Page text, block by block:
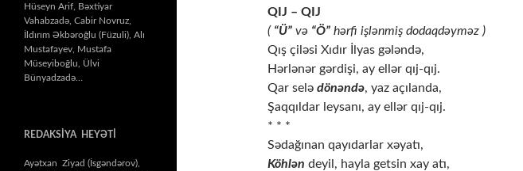
QIJ – QIJ
( “Ü” və “Ö” hərfi işlənmiş dodaqdəyməz )
Qış çiləsi Xıdır İlyas gələndə,
Hərlənər gərdişi, ay ellər qıj-qıj.
Qar selə dönəndə, yaz açılanda,
Şaqqıldar leysanı, ay ellər qıj-qıj.
* * *
Sədağınan qayıdarlar xəyatı,
Köhlən deyil, hayla getsin xay atı,
Hüseyn Arif, Bəxtiyar
Vahabzadə, Cabir Novruz,
İldırım Əkbəroğlu (Füzuli), Alı
Mustafayev, Mustafa
Müseyiboğlu, Ülvi
Bünyadzadə…
REDAKSİYA HEYƏTİ
Ayətxan Ziyad (İsgəndərov),